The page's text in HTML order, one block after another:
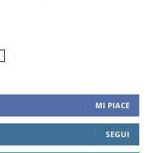
MI PIACE
SEGUI